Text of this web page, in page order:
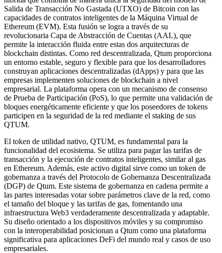
Salida de Transacción No Gastada (UTXO) de Bitcoin con las
capacidades de contratos inteligentes de la Máquina Virtual de
Ethereum (EVM). Esta fusión se logra a través de su
revolucionaria Capa de Abstracción de Cuentas (AAL), que
permite la interacción fluida entre estas dos arquitecturas de
blockchain distintas. Como red descentralizada, Qtum proporciona
un entorno estable, seguro y flexible para que los desarrolladores
construyan aplicaciones descentralizadas (dApps) y para que las
empresas implementen soluciones de blockchain a nivel
empresarial. La plataforma opera con un mecanismo de consenso
de Prueba de Participación (PoS), lo que permite una validación de
bloques energéticamente eficiente y que los poseedores de tokens
participen en la seguridad de la red mediante el staking de sus
QTUM.
El token de utilidad nativo, QTUM, es fundamental para la
funcionalidad del ecosistema. Se utiliza para pagar las tarifas de
transacción y la ejecución de contratos inteligentes, similar al gas
en Ethereum. Además, este activo digital sirve como un token de
gobernanza a través del Protocolo de Gobernanza Descentralizada
(DGP) de Qtum. Este sistema de gobernanza en cadena permite a
las partes interesadas votar sobre parámetros clave de la red, como
el tamaño del bloque y las tarifas de gas, fomentando una
infraestructura Web3 verdaderamente descentralizada y adaptable.
Su diseño orientado a los dispositivos móviles y su compromiso
con la interoperabilidad posicionan a Qtum como una plataforma
significativa para aplicaciones DeFi del mundo real y casos de uso
empresariales.